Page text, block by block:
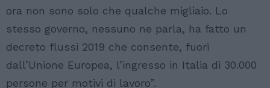
ora non sono solo che qualche migliaio. Lo
stesso governo, nessuno ne parla, ha fatto un
decreto flussi 2019 che consente, fuori
dall’Unione Europea, l’ingresso in Italia di 30.000
persone per motivi di lavoro”.